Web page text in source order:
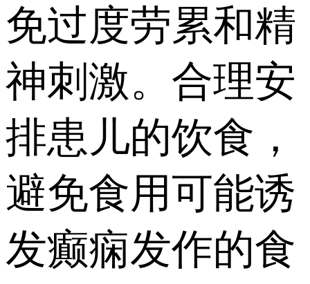
免过度劳累和精
神刺激。合理安
排患儿的饮食，
避免食用可能诱
发癫痫发作的食